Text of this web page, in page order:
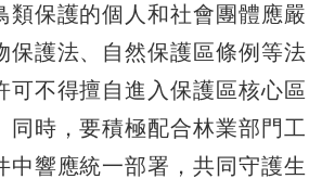
類保護的個人和社會團體應嚴
保護法、自然保護區條例等法
可不得擅自進入保護區核心區
同時，要積極配合林業部門工
中響應統一部署，共同守護生